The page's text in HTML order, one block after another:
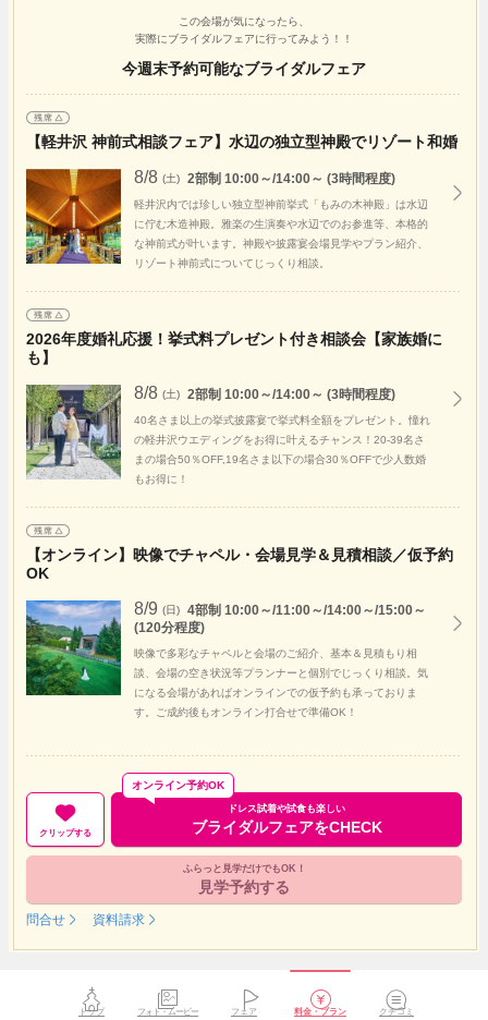
ンがこまめに写真を撮ってくれたり、進行もスムーズで、アットホームな
雰囲気でやりたい、というこちらの思い通りの素晴らしいものでした。
ーブルのセッティング、花、ソファー式の高砂、ウェイティングルーム、
これらの飾り付けもイメージ通りで感謝しております。
この会場が気になったら、
実際にブライダルフェアに行ってみよう！！
今週末予約可能なブライダルフェア
【軽井沢 神前式相談フェア】水辺の独立型神殿でリゾート和婚
8/8 (土) 2部制 10:00～/14:00～ (3時間程度)
軽井沢内では珍しい独立型神前挙式「もみの木神殿」は水辺
に佇む木造神殿。雅楽の生演奏や水辺でのお参進等、本格的
な神前式が叶います。神殿や披露宴会場見学やプラン紹介、
リゾート神前式についてじっくり相談。
2026年度婚礼応援！挙式料プレゼント付き相談会【家族婚に
も】
8/8 (土) 2部制 10:00～/14:00～ (3時間程度)
40名さま以上の挙式披露宴で挙式料全額をプレゼント。憧れ
の軽井沢ウエディングをお得に叶えるチャンス！20-39名さ
まの場合50％OFF,19名さま以下の場合30％OFFで少人数婚
もお得に！
【オンライン】映像でチャペル・会場見学＆見積相談／仮予約
OK
8/9 (日)
4部制 10:00～/11:00～/14:00～/15:00～
(120分程度)
映像で多彩なチャペルと会場のご紹介、基本＆見積もり相
談、会場の空き状況等プランナーと個別でじっくり相談。気
になる会場があればオンラインでの仮予約も承っておりま
す。ご成約後もオンライン打合せで準備OK！
クリップする
ドレス試着や試食も楽しい
ブライダルフェアをCHECK
オンライン予約OK
ふらっと見学だけでもOK！
見学予約する
問合せ 資料請求
トップ フォト・ムービー フェア 料金・プラン クチコミ